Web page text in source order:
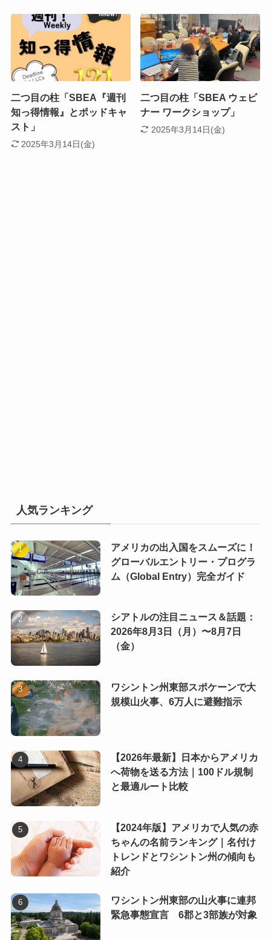
二つ目の柱「SBEA『週刊
知っ得情報』とポッドキャ
スト」
2025年3月14日(金)
二つ目の柱「SBEA ウェビ
ナー ワークショップ」
2025年3月14日(金)
人気ランキング
アメリカの出入国をスムーズに！
グローバルエントリー・プログラ
ム（Global Entry）完全ガイド
シアトルの注目ニュース＆話題：
2026年8月3日（月）〜8月7日
（金）
ワシントン州東部スポケーンで大
規模山火事、6万人に避難指示
【2026年最新】日本からアメリカ
へ荷物を送る方法｜100ドル規制
と最適ルート比較
【2024年版】アメリカで人気の赤
ちゃんの名前ランキング｜名付け
トレンドとワシントン州の傾向も
紹介
ワシントン州東部の山火事に連邦
緊急事態宣言 6郡と3部族が対象